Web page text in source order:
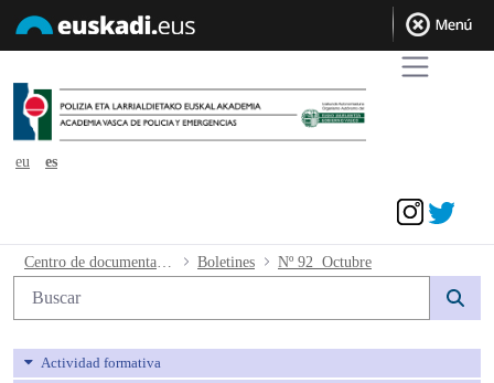
eu
es
Nº 92 Octubre - avpe
Boletines Nº 92 Octubre
Búsqueda web
Actividad formativa